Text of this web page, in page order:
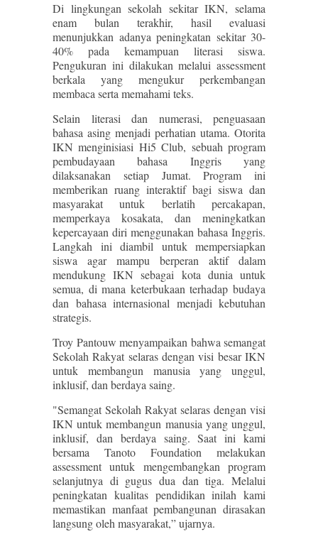
Di lingkungan sekolah sekitar IKN, selama
enam bulan terakhir, hasil evaluasi
menunjukkan adanya peningkatan sekitar 30-
40% pada kemampuan literasi siswa.
Pengukuran ini dilakukan melalui assessment
berkala yang mengukur perkembangan
membaca serta memahami teks.
Selain literasi dan numerasi, penguasaan
bahasa asing menjadi perhatian utama. Otorita
IKN menginisiasi Hi5 Club, sebuah program
pembudayaan bahasa Inggris yang
dilaksanakan setiap Jumat. Program ini
memberikan ruang interaktif bagi siswa dan
masyarakat untuk berlatih percakapan,
memperkaya kosakata, dan meningkatkan
kepercayaan diri menggunakan bahasa Inggris.
Langkah ini diambil untuk mempersiapkan
siswa agar mampu berperan aktif dalam
mendukung IKN sebagai kota dunia untuk
semua, di mana keterbukaan terhadap budaya
dan bahasa internasional menjadi kebutuhan
strategis.
Troy Pantouw menyampaikan bahwa semangat
Sekolah Rakyat selaras dengan visi besar IKN
untuk membangun manusia yang unggul,
inklusif, dan berdaya saing.
"Semangat Sekolah Rakyat selaras dengan visi
IKN untuk membangun manusia yang unggul,
inklusif, dan berdaya saing. Saat ini kami
bersama Tanoto Foundation melakukan
assessment untuk mengembangkan program
selanjutnya di gugus dua dan tiga. Melalui
peningkatan kualitas pendidikan inilah kami
memastikan manfaat pembangunan dirasakan
langsung oleh masyarakat,” ujarnya.